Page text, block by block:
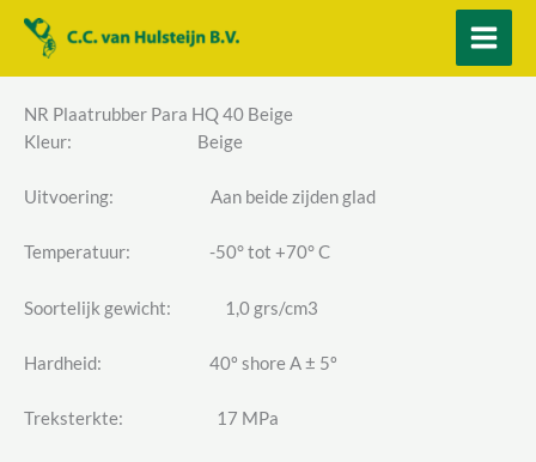
naar
NR Plaatrubber Para HQ 40 Beige
Kleur: Beige
Uitvoering: Aan beide zijden glad
Temperatuur: -50° tot +70° C
Soortelijk gewicht: 1,0 grs/cm3
Hardheid: 40º shore A ± 5º
Treksterkte: 17 MPa